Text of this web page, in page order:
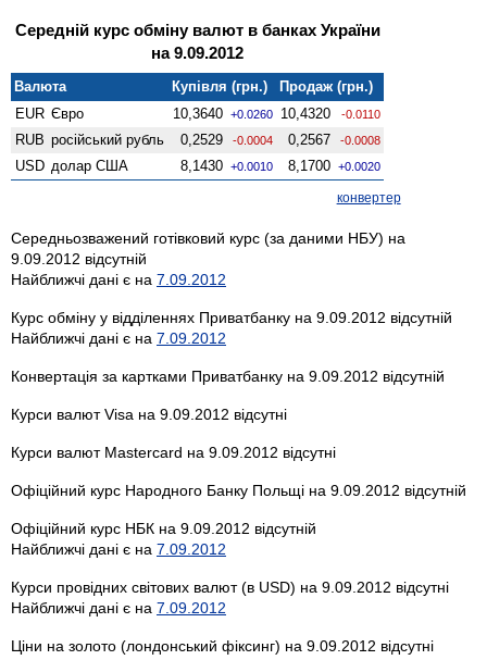
Середній курс обміну валют в банках України
на 9.09.2012
Валюта Купівля (грн.)
Продаж (грн.)
EUR Євро 10,3640 +0.0260 10,4320 -0.0110
RUB російський рубль 0,2529 -0.0004 0,2567 -0.0008
USD долар США 8,1430 +0.0010 8,1700 +0.0020
конвертер
Середньозважений готівковий курс (за даними НБУ) на
9.09.2012 відсутній
Найближчі дані є на 7.09.2012
Курс обміну у відділеннях Приватбанку на 9.09.2012 відсутній
Найближчі дані є на 7.09.2012
Конвертація за картками Приватбанку на 9.09.2012 відсутній
Курси валют Visa на 9.09.2012 відсутні
Курси валют Mastercard на 9.09.2012 відсутні
Офіційний курс Народного Банку Польщі на 9.09.2012 відсутній
Офіційний курс НБК на 9.09.2012 відсутній
Найближчі дані є на 7.09.2012
Курси провідних світових валют (в USD) на 9.09.2012 відсутні
Найближчі дані є на 7.09.2012
Ціни на золото (лондонський фіксинг) на 9.09.2012 відсутні